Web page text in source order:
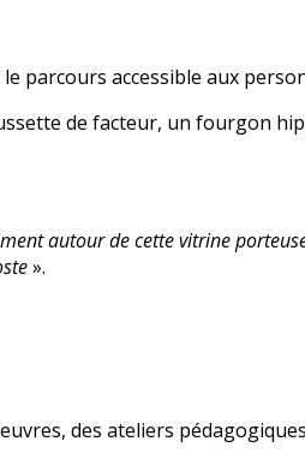
parcours accessible aux
de facteur, un fourgon
autour de cette vitrine
».
des ateliers